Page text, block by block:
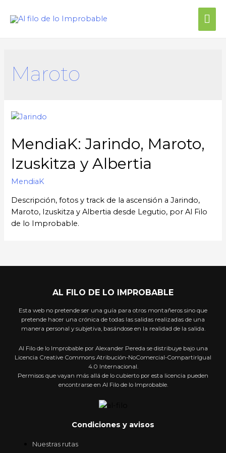
Maroto
MendiaK: Jarindo, Maroto,
Izuskitza y Albertia
MendiaK
Descripción, fotos y track de la ascensión a Jarindo,
Maroto, Izuskitza y Albertia desde Legutio, por Al Filo
de lo Improbable.
AL FILO DE LO IMPROBABLE
Esta web no pretende ser una guía para otros montañeros sino que
pretende hacer una crónica de todas las salidas realizadas de una
manera personal y subjetiva, basándose en la realidad de la salida.
Al Filo de lo Improbable por Alexander Pereda se distribuye bajo una
Licencia Creative Commons Atribución-NoComercial-CompartirIgual
4.0 Internacional.
Permisos que vayan más allá de lo cubierto por esta licencia pueden
encontrarse en Al Filo de lo Improbable.
Condiciones y avisos
Nuestras rutas